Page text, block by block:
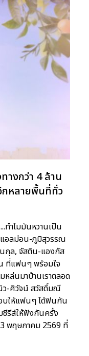
งกว่า 4 ล้าน
กหลายพื้นที่ทั่ว
ทำไมมันหวานเป็น
แอลม่อน-ภูมิสุวรรณ
กุล, จัสติน-แองกัส
ที่แฟนๆ พร้อมใจ
ล่นมาบ้านเราตลอด
ว-ศิวัจน์ สวัสดิ์มณี
บให้แฟนๆ ได้ฟินกัน
ซีรีส์ให้ฟังกันครั้ง
พฤษภาคม 2569 ที่